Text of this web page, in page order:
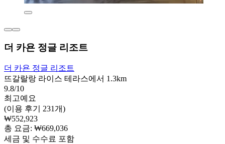
더 카욘 정글 리조트
더 카욘 정글 리조트
뜨갈랄랑 라이스 테라스에서 1.3km
9.8/10
최고예요
(이용 후기 231개)
₩552,923
총 요금: ₩669,036
세금 및 수수료 포함